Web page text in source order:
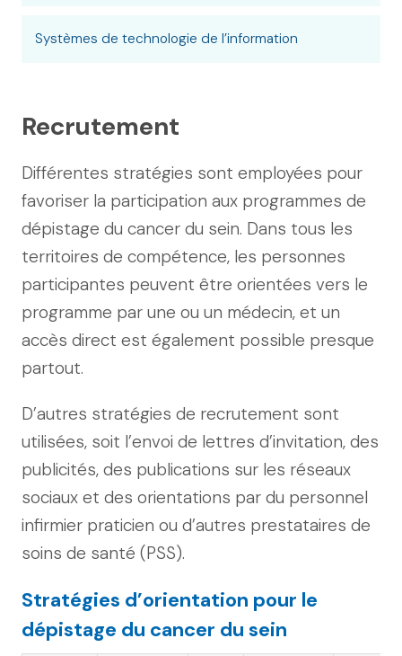
Systèmes de technologie de l’information
Recrutement
Différentes stratégies sont employées pour
favoriser la participation aux programmes de
dépistage du cancer du sein. Dans tous les
territoires de compétence, les personnes
participantes peuvent être orientées vers le
programme par une ou un médecin, et un
accès direct est également possible presque
partout.
D’autres stratégies de recrutement sont
utilisées, soit l’envoi de lettres d’invitation, des
publicités, des publications sur les réseaux
sociaux et des orientations par du personnel
infirmier praticien ou d’autres prestataires de
soins de santé (PSS).
Stratégies d’orientation pour le
dépistage du cancer du sein